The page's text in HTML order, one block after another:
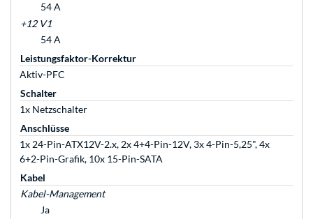
54 A
+12 V1
54 A
Leistungsfaktor-Korrektur
Aktiv-PFC
Schalter
1x Netzschalter
Anschlüsse
1x 24-Pin-ATX12V-2.x, 2x 4+4-Pin-12V, 3x 4-Pin-5,25", 4x
6+2-Pin-Grafik, 10x 15-Pin-SATA
Kabel
Kabel-Management
Ja